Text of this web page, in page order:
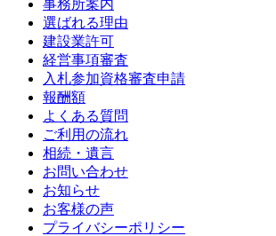
事務所案内
選ばれる理由
建設業許可
経営事項審査
入札参加資格審査申請
報酬額
よくある質問
ご利用の流れ
相続・遺言
お問い合わせ
お知らせ
お客様の声
プライバシーポリシー